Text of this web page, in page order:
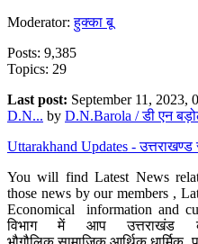
Moderator:हुक्का बू
Posts: 9,385
Topics: 29
Last post: September 11, 2023,
D.N... by D.N.Barola / डी एन
Uttarakhand Updates - उत्तराखण्ड
You will find Latest News
those news by our members ,
Economical information and
विभाग में आप उत्तराखंड के